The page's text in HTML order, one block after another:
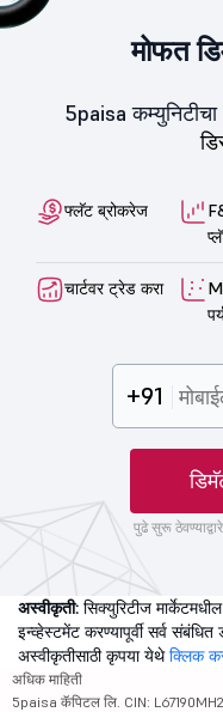
मोफत
5paisa कम्युनिटीचा
फ्लॅट ब्रोकरेज
चार्टवर ट्रेड करा
+91
पुढे सुरू
अस्वीकृती: सिक्युरिटीज
इन्व्हेस्टमेंट करण्यापूर्वी सर्व
अस्वीकृतीसाठी कृपया येथेक्लिक
अधिक माहिती
5paisa कॅपिटल लि. CIN: